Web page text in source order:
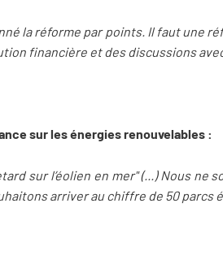
la réforme par points. Il faut une
financière et des discussions
sur les énergies renouvelables :
sur l’éolien en mer" (...) Nous
arriver au chiffre de 50 parcs